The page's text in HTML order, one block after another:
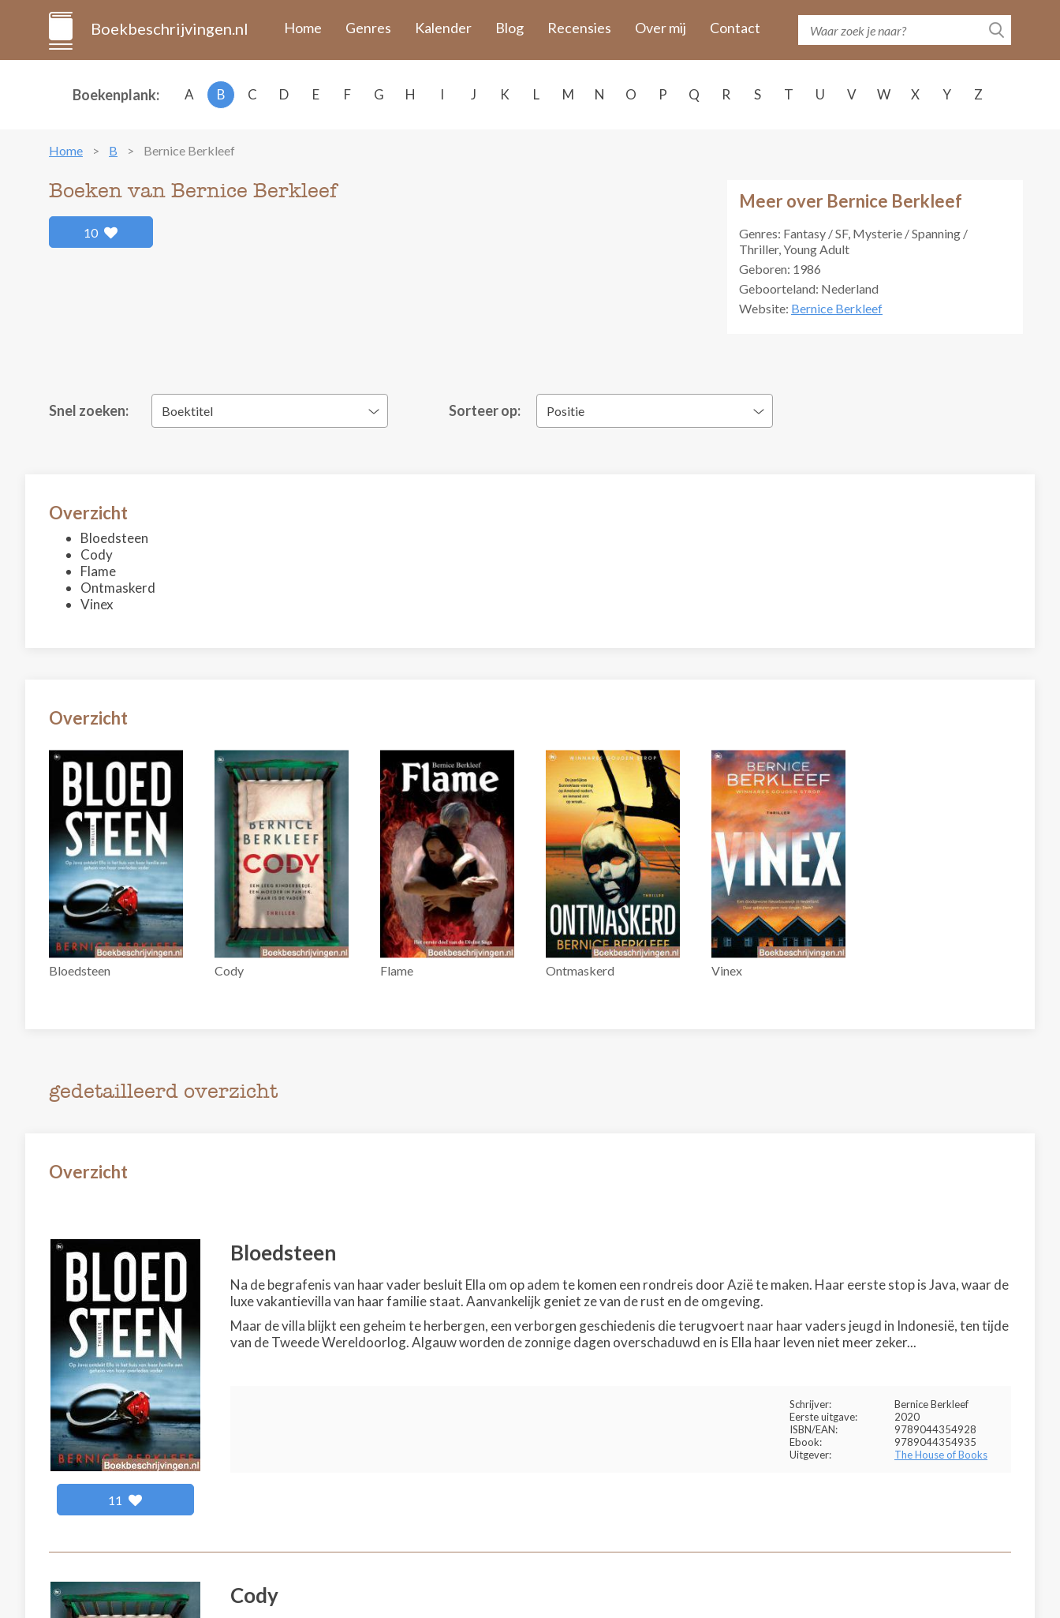
Boekbeschrijvingen.nl Home Genres Kalender Blog Recensies Over mij Contact
Boekenplank: A B C D E F G H I J K L M N O P Q R S T U V W X Y Z
Home B Bernice Berkleef
Meer over Bernice Berkleef
Genres: Fantasy / SF, Mysterie / Spanning /
Thriller, Young Adult
Geboren: 1986
Geboorteland: Nederland
Website: Bernice Berkleef
Boeken van Bernice Berkleef
10
Snel zoeken: Boektitel Sorteer op: Positie
Overzicht
Bloedsteen
Cody
Flame
Ontmaskerd
Vinex
Overzicht
Bloedsteen Cody Flame Ontmaskerd Vinex
gedetailleerd overzicht
Overzicht
11
Bloedsteen
Na de begrafenis van haar vader besluit Ella om op adem te komen een rondreis door Azië te maken. Haar eerste stop is Java, waar de
luxe vakantievilla van haar familie staat. Aanvankelijk geniet ze van de rust en de omgeving.
Maar de villa blijkt een geheim te herbergen, een verborgen geschiedenis die terugvoert naar haar vaders jeugd in Indonesië, ten tijde
van de Tweede Wereldoorlog. Algauw worden de zonnige dagen overschaduwd en is Ella haar leven niet meer zeker...
Schrijver:
Bernice Berkleef
Eerste uitgave:
2020
ISBN/EAN:
9789044354928
Ebook:
9789044354935
Uitgever:
The House of Books
Cody